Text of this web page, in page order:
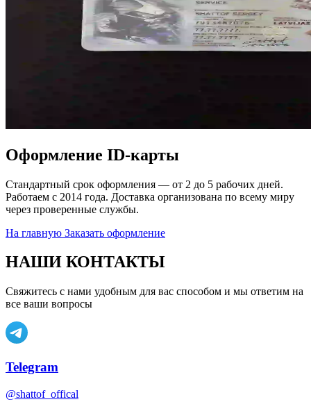
Оформление ID-карты
Стандартный срок оформления — от 2 до 5 рабочих дней.
Работаем с 2014 года. Доставка организована по всему миру
через проверенные службы.
На главную Заказать оформление
НАШИ КОНТАКТЫ
Свяжитесь с нами удобным для вас способом и мы ответим на
все ваши вопросы
Telegram
@shattof_offical